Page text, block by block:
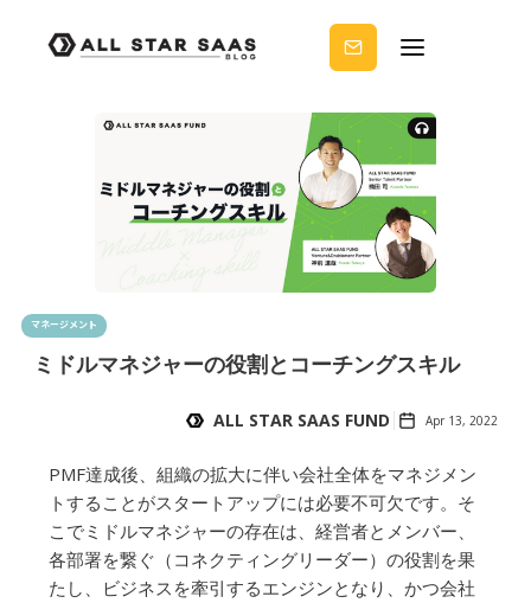
ノウ
ハウ
を受
りま
せん
か？
マネージメント
ミドルマネジャーの役割とコーチングスキル
ALL STAR SAAS FUND Apr 13, 2022
PMF達成後、組織の拡大に伴い会社全体をマネジメン
トすることがスタートアップには必要不可欠です。そ
こでミドルマネジャーの存在は、経営者とメンバー、
各部署を繋ぐ（コネクティングリーダー）の役割を果
たし、ビジネスを牽引するエンジンとなり、かつ会社